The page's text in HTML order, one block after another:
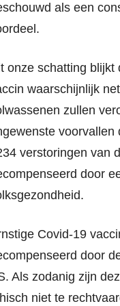
als een
onze schatting
waarschijnlijk
zullen
voorvallen
verstoringen van
door
Covid-19
door
Als zodanig zijn
niet te